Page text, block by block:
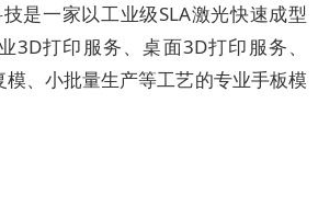
是一家以工业级SLA激光快速成型
3D打印服务、桌面3D打印服务、
模、小批量生产等工艺的专业手板模